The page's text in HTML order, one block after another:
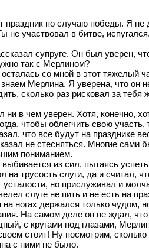
праздник по случаю победы. Я
не участвовал в битве,
супруге. Он был уверен,
так с Мерлином?
со мной в этот тяжелый
Мерлина. Я уверена, что он
сколько раз рисковал за
в чем уверен. Хотя, конечно,
чтобы облегчить свою
что все будут на празднике
не стесняться. Многие сами
пониманием.
из сил, пытаясь
на трусость слуги, да и считал,
но прислуживал и
слуге не пить и не есть на
ногах держался только чудом,
На самом деле он не ждал,
с кругами под глазами,
стоит! Ну посмотрим,
с ними не было.